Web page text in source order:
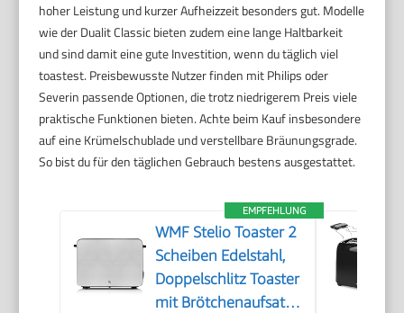
hoher Leistung und kurzer Aufheizzeit besonders gut. Modelle
wie der Dualit Classic bieten zudem eine lange Haltbarkeit
und sind damit eine gute Investition, wenn du täglich viel
toastest. Preisbewusste Nutzer finden mit Philips oder
Severin passende Optionen, die trotz niedrigerem Preis viele
praktische Funktionen bieten. Achte beim Kauf insbesondere
auf eine Krümelschublade und verstellbare Bräunungsgrade.
So bist du für den täglichen Gebrauch bestens ausgestattet.
EMPFEHLUNG
WMF Stelio Toaster 2
Scheiben Edelstahl,
Doppelschlitz Toaster
mit Brötchenaufsatz,